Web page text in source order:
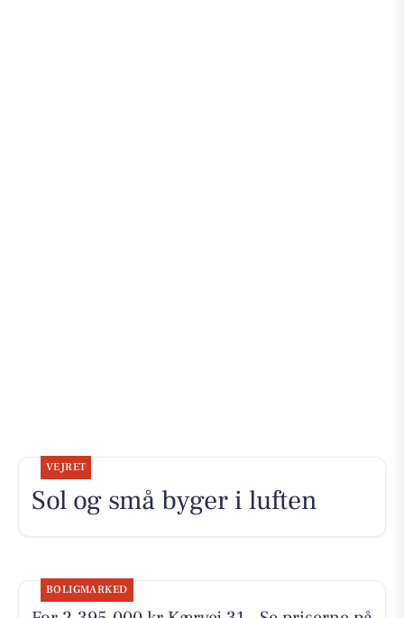
VEJRET
Sol og små byger i luften
BOLIGMARKED